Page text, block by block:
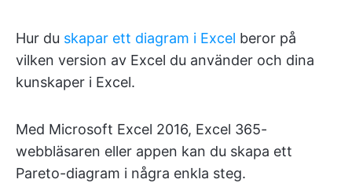
Hur du skapar ett diagram i Excel beror på
vilken version av Excel du använder och dina
kunskaper i Excel.
Med Microsoft Excel 2016, Excel 365-
webbläsaren eller appen kan du skapa ett
Pareto-diagram i några enkla steg.